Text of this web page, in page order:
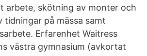
arbete, skötning av monter och
tidningar på mässa samt
Erfarenhet Waitress
västra gymnasium (avkortat